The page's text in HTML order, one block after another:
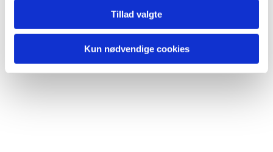
Tillad valgte
Kun nødvendige cookies